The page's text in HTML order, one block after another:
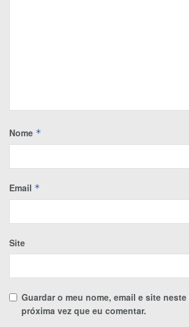
Nome *
Email *
Site
Guardar o meu nome, email e site
próxima vez que eu comentar.